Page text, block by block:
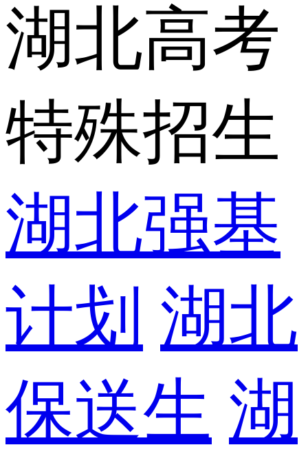
湖北高考
特殊招生
湖北强基
计划 湖北
保送生 湖